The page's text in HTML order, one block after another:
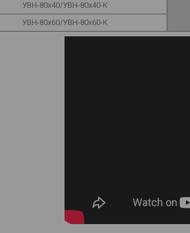
УВН-80х40/УВН-80х40-К
УВН-80х60/УВН-80х60-К